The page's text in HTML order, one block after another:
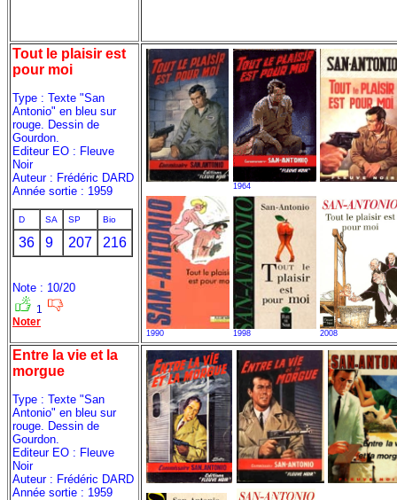
Tout le plaisir est
pour moi
Type : Texte "San
Antonio" en bleu sur
rouge. Dessin de
Gourdon.
Editeur EO : Fleuve
Noir
Auteur : Frédéric DARD
Année sortie : 1959
D SA SP Bio
36 9 207 216
Note : 10/20
1
Noter
1964
1990 1998 2008
Entre la vie et la
morgue
Type : Texte "San
Antonio" en bleu sur
rouge. Dessin de
Gourdon.
Editeur EO : Fleuve
Noir
Auteur : Frédéric DARD
Année sortie : 1959